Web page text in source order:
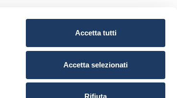
Accetta tutti
Accetta selezionati
Rifiuta